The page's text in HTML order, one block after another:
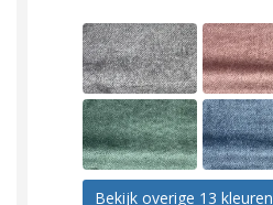
Bekijk overige 13 kleuren